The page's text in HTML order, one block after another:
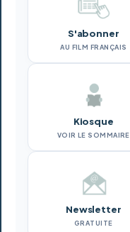
S'abonner
AU FILM FRANÇAIS
Kiosque
VOIR LE SOMMAIRE
Newsletter
GRATUITE